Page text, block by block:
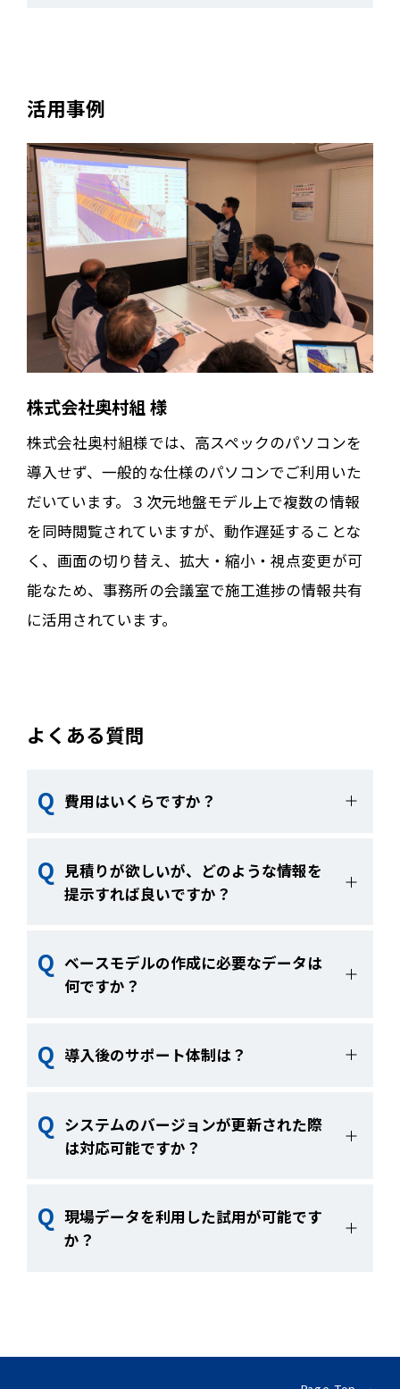
活用事例
株式会社奥村組 様
株式会社奥村組様では、高スペックのパソコンを
導入せず、一般的な仕様のパソコンでご利用いた
だいています。３次元地盤モデル上で複数の情報
を同時閲覧されていますが、動作遅延することな
く、画面の切り替え、拡大・縮小・視点変更が可
能なため、事務所の会議室で施工進捗の情報共有
に活用されています。
よくある質問
費用はいくらですか？
見積りが欲しいが、どのような情報を
提示すれば良いですか？
だければ、概算の見積が可能です。詳細な
トンネル線形データを提示いただきます。
ベースモデルの作成に必要なデータは
何ですか？
ーリングデータ、トンネル線形データで
導入後のサポート体制は？
す。操作方法や不明な点などの質問にも応
システムのバージョンが更新された際
は対応可能ですか？
ップを行った際にはご連絡致します。
現場データを利用した試用が可能です
か？
で、お気軽にご相談ください。なお、試用
にあたっては地質縦断図、地質平面図、標